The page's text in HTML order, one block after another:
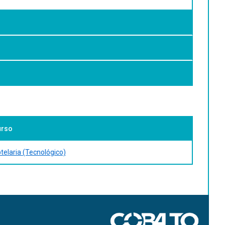
requisitos. Rio de Janeiro, 2006.
(Tecnológico)